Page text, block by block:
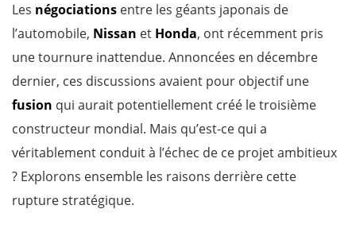
Les négociations entre les géants japonais de
l’automobile, Nissan et Honda, ont récemment pris
une tournure inattendue. Annoncées en décembre
dernier, ces discussions avaient pour objectif une
fusion qui aurait potentiellement créé le troisième
constructeur mondial. Mais qu’est-ce qui a
véritablement conduit à l’échec de ce projet ambitieux
? Explorons ensemble les raisons derrière cette
rupture stratégique.